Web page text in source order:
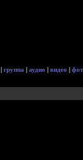
| группа | аудио | видео |